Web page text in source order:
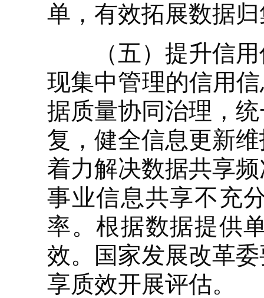
单，有效拓展数据
（五）提升信用
现集中管理的信用
据质量协同治理，
复，健全信息更新
着力解决数据共享
事业信息共享不充
率。根据数据提供
效。国家发展改革
享质效开展评估。